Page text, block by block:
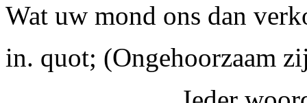
Wat uw mond ons dan
in. quot; (Ongehoorzaam